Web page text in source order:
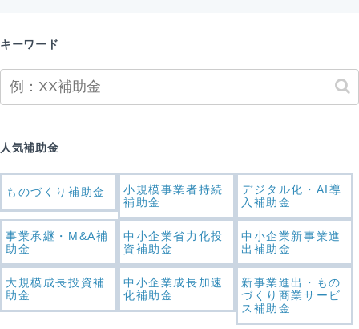
キーワード
人気補助金
ものづくり補助金
小規模事業者持続
補助金
デジタル化・AI導
入補助金
事業承継・M&A補
助金
中小企業省力化投
資補助金
中小企業新事業進
出補助金
大規模成長投資補
助金
中小企業成長加速
化補助金
新事業進出・もの
づくり商業サービ
ス補助金